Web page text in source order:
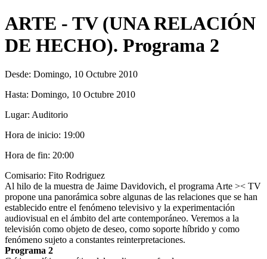
ARTE - TV (UNA RELACIÓN
DE HECHO). Programa 2
Desde: Domingo, 10 Octubre 2010
Hasta: Domingo, 10 Octubre 2010
Lugar: Auditorio
Hora de inicio: 19:00
Hora de fin: 20:00
Comisario: Fito Rodriguez
Al hilo de la muestra de Jaime Davidovich, el programa Arte >< TV
propone una panorámica sobre algunas de las relaciones que se han
establecido entre el fenómeno televisivo y la experimentación
audiovisual en el ámbito del arte contemporáneo. Veremos a la
televisión como objeto de deseo, como soporte híbrido y como
fenómeno sujeto a constantes reinterpretaciones.
Programa 2